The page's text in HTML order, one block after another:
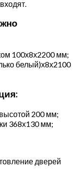
100х8х2200 мм;
белый)х8х2100
200 мм;
368х130 мм;
дверей